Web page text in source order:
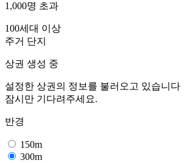
1,000명 초과
100세대 이상
주거 단지
상권 생성 중
설정한 상권의 정보를 불러오고 있습니다
잠시만 기다려주세요.
반경
150m
300m